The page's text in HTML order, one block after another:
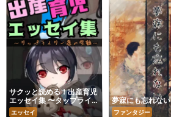
サクッと読める！出産育児
エッセイ集 〜タップライタ
ー達の受難〜
エッセイ
夢寐にも忘れない
ファンタジー